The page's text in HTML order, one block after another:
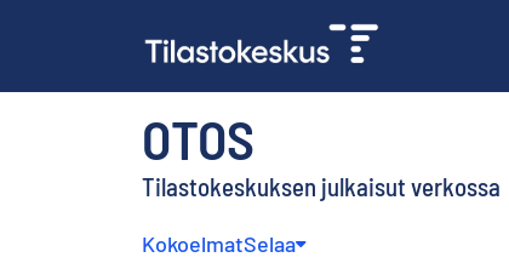
OTOS
Tilastokeskuksen julkaisut verkossa
KokoelmatSelaa